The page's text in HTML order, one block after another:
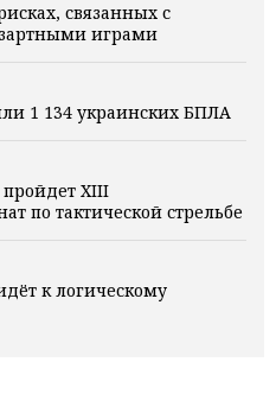
связанных с
играми
1 134 украинских БПЛА
пройдет XIII
по тактической стрельбе
к логическому